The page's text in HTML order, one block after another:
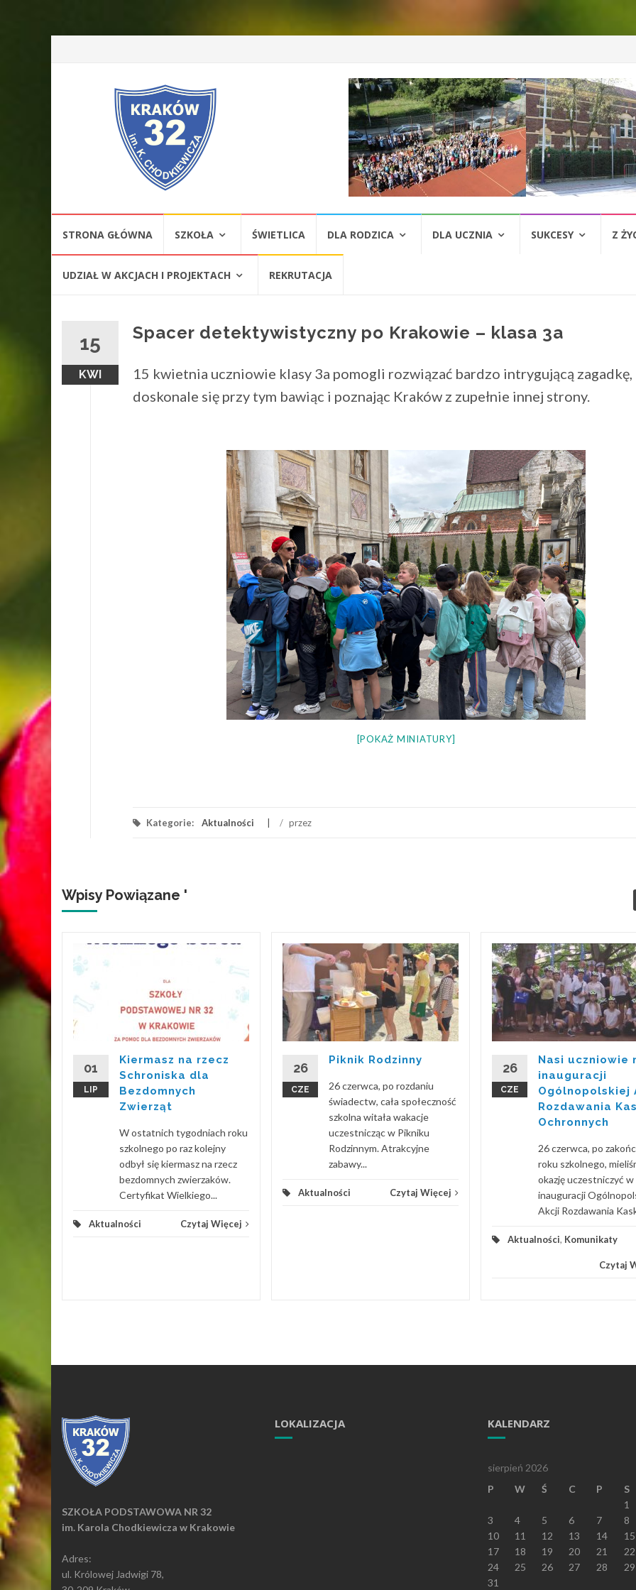
treści
STRONA GŁÓWNA SZKOŁA ŚWIETLICA DLA RODZICA DLA UCZNIA SUKCESY Z
UDZIAŁ W AKCJACH I PROJEKTACH REKRUTACJA
15
KWI
Spacer detektywistyczny po Krakowie – klasa 3a
15 kwietnia uczniowie klasy 3a pomogli rozwiązać bardzo intrygującą zagadkę,
doskonale się przy tym bawiąc i poznając Kraków z zupełnie innej strony.
[POKAŻ MINIATURY]
Kategorie: Aktualności / przez
Wpisy Powiązane '
01
LIP
Kiermasz na rzecz
Schroniska dla
Bezdomnych
Zwierząt
W ostatnich tygodniach roku
szkolnego po raz kolejny
odbył się kiermasz na rzecz
bezdomnych zwierzaków.
Certyfikat Wielkiego...
Aktualności Czytaj Więcej
26
CZE
Piknik Rodzinny
26 czerwca, po rozdaniu
świadectw, cała społeczność
szkolna witała wakacje
uczestnicząc w Pikniku
Rodzinnym. Atrakcyjne
zabawy...
Aktualności Czytaj Więcej
26
CZE
Nasi uczniowie
inauguracji
Ogólnopolskiej
Rozdawania
Ochronnych
26 czerwca, po
roku szkolnego,
okazję uczestniczyć w
inauguracji
Akcji Rozdawania
Aktualności, Komunikaty
Czytaj
SZKOŁA PODSTAWOWA NR 32
im. Karola Chodkiewicza w Krakowie
Adres:
ul. Królowej Jadwigi 78,
LOKALIZACJA KALENDARZ
sierpień 2026
P
W Ś C P S
1
3
4 5 6 7 8
10
11 12 13 14 15
17
18 19 20 21 22
24
25 26 27 28 29
31